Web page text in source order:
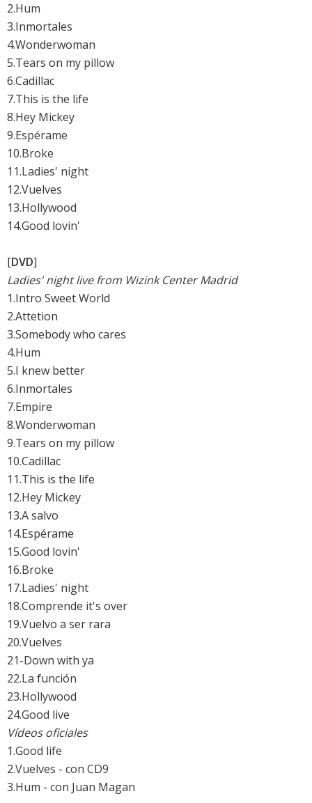
2.Hum
3.Inmortales
4.Wonderwoman
5.Tears on my pillow
6.Cadillac
7.This is the life
8.Hey Mickey
9.Espérame
10.Broke
11.Ladies' night
12.Vuelves
13.Hollywood
14.Good lovin'
[DVD]
Ladies' night live from Wizink Center Madrid
1.Intro Sweet World
2.Attetion
3.Somebody who cares
4.Hum
5.I knew better
6.Inmortales
7.Empire
8.Wonderwoman
9.Tears on my pillow
10.Cadillac
11.This is the life
12.Hey Mickey
13.A salvo
14.Espérame
15.Good lovin'
16.Broke
17.Ladies' night
18.Comprende it's over
19.Vuelvo a ser rara
20.Vuelves
21-Down with ya
22.La función
23.Hollywood
24.Good live
Vídeos oficiales
1.Good life
2.Vuelves - con CD9
3.Hum - con Juan Magan